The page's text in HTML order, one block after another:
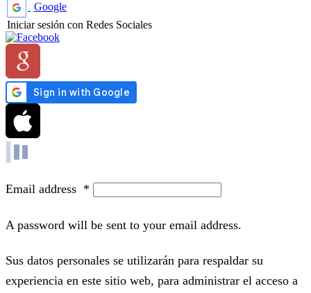
Google
Iniciar sesión con Redes Sociales
Email address *
A password will be sent to your email address.
Sus datos personales se utilizarán para respaldar su
experiencia en este sitio web, para administrar el acceso a